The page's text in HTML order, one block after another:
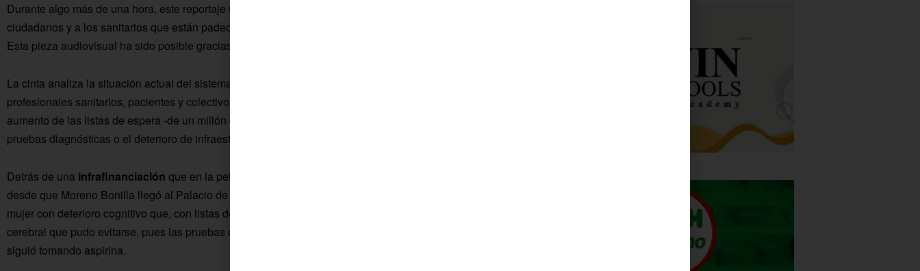
Durante algo más de una hora, este reportaje recorre la geografía de Andalucía para conocer a los
ciudadanos y a los sanitarios que están padeciendo y soportando un
Esta pieza audiovisual ha sido posible gracias a un
La cinta analiza la situación actual del sistema sanitario público en Andalucía desde la perspectiva de
profesionales sanitarios, pacientes y colectivos sociales. La obra pretende visibilizar problemas como el
aumento de las listas de espera -de un millón de personas-, la saturación asistencial, los retrasos en citas y
pruebas diagnósticas o el deterioro de infraestructuras sanitarias.
Detrás de una infrafinanciación que en la película se cifra en
desde que Moreno Bonilla llegó al Palacio de San Telmo, hay vidas humanas y muerte, como la de una
mujer con deterioro cognitivo que, con listas de espera de un año en Neurología, falleció por un derrame
cerebral que pudo evitarse, pues las pruebas que lo detectaban nunca llegaron a tiempo a consulta y ella
siguió tomando aspirina.